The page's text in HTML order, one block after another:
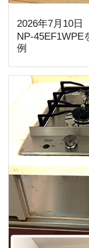
2026年7月10日
NP-
例